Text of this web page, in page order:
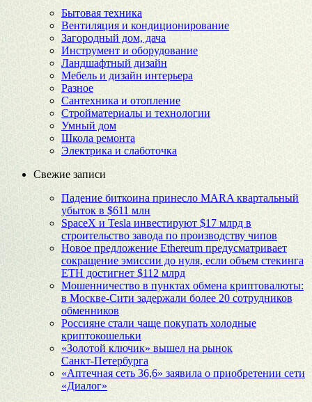
Бытовая техника
Вентиляция и кондиционирование
Загородный дом, дача
Инструмент и оборудование
Ландшафтный дизайн
Мебель и дизайн интерьера
Разное
Сантехника и отопление
Стройматериалы и технологии
Умный дом
Школа ремонта
Электрика и слаботочка
Свежие записи
Падение биткоина принесло MARA квартальный
убыток в $611 млн
SpaceX и Tesla инвестируют $17 млрд в
строительство завода по производству чипов
Новое предложение Ethereum предусматривает
сокращение эмиссии до нуля, если объем стекинга
ETH достигнет $112 млрд
Мошенничество в пунктах обмена криптовалюты:
в Москве-Сити задержали более 20 сотрудников
обменников
Россияне стали чаще покупать холодные
криптокошельки
«Золотой ключик» вышел на рынок
Санкт‑Петербурга
«Аптечная сеть 36,6» заявила о приобретении сети
«Диалог»